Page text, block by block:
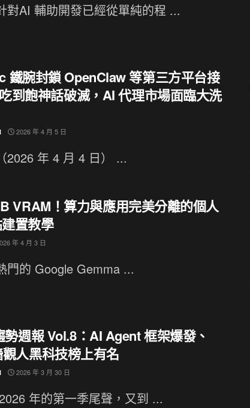
對AI 輔助開發已經從單純的程 ...
鐵腕封鎖 OpenClaw 等第三方平台接
到飽神話破滅，AI 代理市場面臨大洗
2026 年 4 月 5 日
2026 年 4 月 4 日） ...
VRAM！算力與應用完美分離的個人
置教學
年 4 月 3 日
門的 Google Gemma ...
週報 Vol.8：AI Agent 框架爆發、
人黑科技榜上有名
2026 年 3 月 30 日
年的第一季尾聲，又到 ...